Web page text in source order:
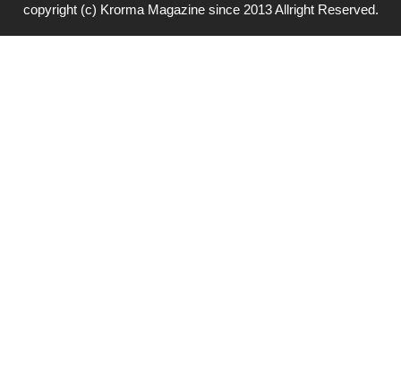
copyright (c) Krorma Magazine since 2013 Allright Reserved.